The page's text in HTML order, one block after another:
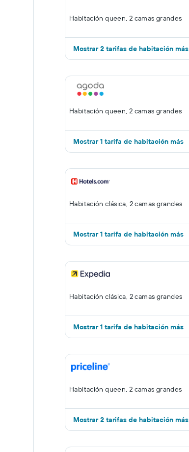
Habitación queen, 2 camas grandes
Mostrar 2 tarifas de habitación más
Habitación queen, 2 camas grandes
Mostrar 1 tarifa de habitación más
Habitación clásica, 2 camas grandes
Mostrar 1 tarifa de habitación más
Habitación clásica, 2 camas grandes
Mostrar 1 tarifa de habitación más
Habitación queen, 2 camas grandes
Mostrar 2 tarifas de habitación más